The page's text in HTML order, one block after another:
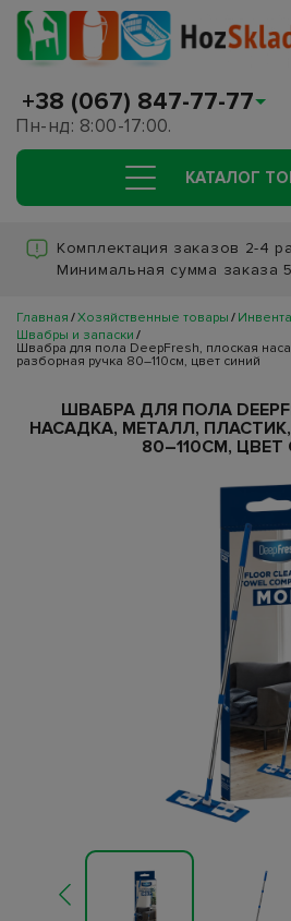
+38 (067) 847-77-77
Пн-нд: 8:00-17:00.
КАТАЛОГ
Комплектация заказов 2-4
Минимальная сумма заказа
Главная Хозяйственные товары
Швабры и запаски
Швабра для пола DeepFresh, плоская
разборная ручка 80–110см, цвет синий
ШВАБРА ДЛЯ ПОЛА
НАСАДКА, МЕТАЛЛ,
80–110СМ, ЦВЕТ